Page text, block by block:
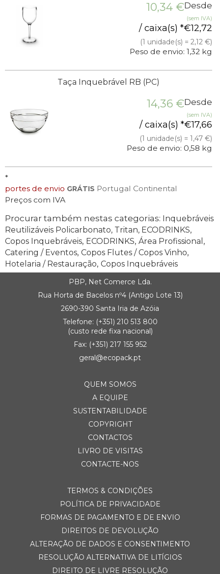
Desde
10,34 €
(sem IVA)
12,72
€
/ caixa(s) *
(1 unidade(s) = 2,12 €)
Peso de envio: 1,32 kg
Taça Inquebrável RB (PC)
Desde
14,36 €
(sem IVA)
17,66
€
/ caixa(s) *
(1 unidade(s) = 1,47 €)
Peso de envio: 0,58 kg
*
portes de envio GRÁTIS Portugal Continental
Preços com IVA
Procurar também nestas categorias: Inquebráveis
Reutilizáveis Policarbonato, Tritan, ECODRINKS,
Copos Inquebráveis, ECODRINKS, Área Profissional ,
Catering / Eventos, Copos Flutes / Copos Vinho,
Hotelaria / Restauração, Copos Inquebráveis
PBP, Net Comerce Lda.
Rua Horta de Bacelos nº4 (Antigo Lote 13)
2690-390 Santa Iria de Azóia
Telefone: (+351) 210 513 800
(custo rede fixa nacional)
Fax: (+351) 217 155 952
geral@ecopack.pt
QUEM SOMOS
A EQUIPE
SUSTENTABILIDADE
COPYRIGHT
CONTACTOS
LIVRO DE VISITAS
CONTACTE-NOS
TERMOS & CONDIÇÕES
POLÍTICA DE PRIVACIDADE
FORMAS DE PAGAMENTO E DE ENVIO
DIREITOS DE DEVOLUÇÃO
ALTERAÇÃO DE DADOS E CONSENTIMENTO
RESOLUÇÃO ALTERNATIVA DE LITÍGIOS
DIREITO DE LIVRE RESOLUÇÃO